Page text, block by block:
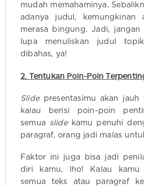
mudah memahaminya.
adanya judul, kemungkinan
merasa bingung. Jadi, jangan
lupa menuliskan judul
dibahas, ya!
2. Tentukan Poin-Poin
Slidepresentasimu akan jauh
kalau berisi poin-poin
semua slidekamu penuhi
paragraf, orang jadi malas
Faktor ini juga bisa jadi
diri kamu, lho! Kalau kamu
semua teks atau paragraf